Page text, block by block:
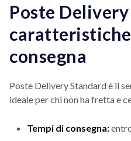
Poste
consegna
Poste Delivery Standard è il
ideale per chi non ha fretta e
Tempi di consegna: